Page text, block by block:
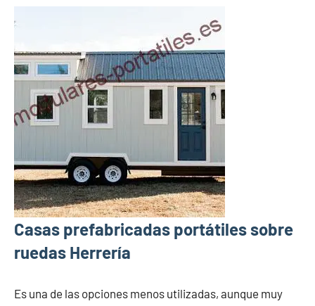
Casas prefabricadas portátiles sobre
ruedas Herrería
Es una de las opciones menos utilizadas, aunque muy